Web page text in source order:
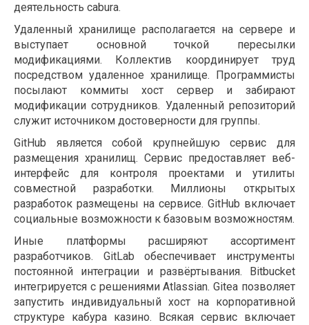
деятельность cabura.
Удаленный хранилище располагается на сервере и
выступает основной точкой пересылки
модификациями. Коллектив координирует труд
посредством удаленное хранилище. Программисты
посылают коммиты хост сервер и забирают
модификации сотрудников. Удаленный репозиторий
служит источником достоверности для группы.
GitHub является собой крупнейшую сервис для
размещения хранилищ. Сервис предоставляет веб-
интерфейс для контроля проектами и утилиты
совместной разработки. Миллионы открытых
разработок размещены на сервисе. GitHub включает
социальные возможности к базовым возможностям.
Иные платформы расширяют ассортимент
разработчиков. GitLab обеспечивает инструменты
постоянной интеграции и развёртывания. Bitbucket
интегрируется с решениями Atlassian. Gitea позволяет
запустить индивидуальный хост на корпоративной
структуре кабура казино. Всякая сервис включает